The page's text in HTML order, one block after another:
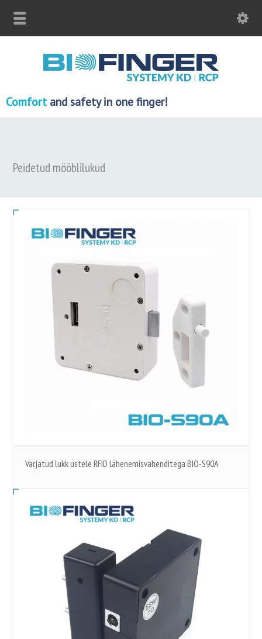
Comfortand safety in one finger!
Peidetud mööblilukud
Varjatud lukk ustele RFID lähenemisvahenditega BIO-S90A